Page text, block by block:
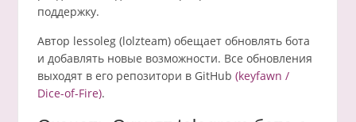
поддержку.
Автор lessoleg (lolzteam) обещает обновлять бота
и добавлять новые возможности. Все обновления
выходят в его репозитори в GitHub (keyfawn /
Dice-of-Fire).